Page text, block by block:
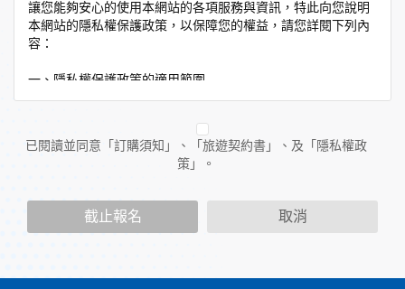
讓您能夠安心的使用本網站的各項服務與資訊，特此向您說明
本網站的隱私權保護政策，以保障您的權益，請您詳閱下列內
容：
一、隱私權保護政策的適用範圍
隱私權保護政策內容，包括本網站如何處理在您使用網站服務
外的相關連結網站，也不適用於非本網站所委託或參與管理的
人員。
當您造訪本網站或使用本網站所提供之功能服務時，我們將視
該服務功能性質，請您提供必要的個人資料，並在該特定目的
本網站在您使用服務信箱、問卷調查等互動性功能時，會保留
已閱讀並同意「訂購須知」、「旅遊契約書」、及「隱私權政
策」。
截止報名 取消